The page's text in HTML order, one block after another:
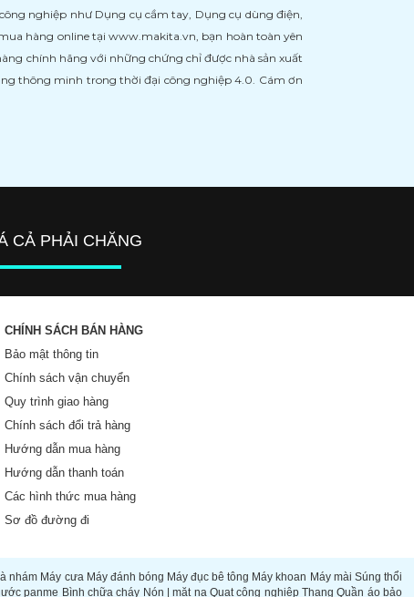
nghiệp như Dụng cụ cầm tay, Dụng cụ dùng điện,
hàng online tại www.makita.vn, bạn hoàn toàn yên
chính hãng với những chứng chỉ được nhà sản xuất
thông minh trong thời đại công nghiệp 4.0. Cám ơn
CẢ PHẢI CHĂNG
CHÍNH SÁCH BÁN HÀNG
Bảo mật thông tin
Chính sách vận chuyển
Quy trình giao hàng
Chính sách đổi trả hàng
Hướng dẫn mua hàng
Hướng dẫn thanh toán
Các hình thức mua hàng
Sơ đồ đường đi
nhám Máy cưa Máy đánh bóng Máy đục bê tông Máy khoan Máy mài Súng thổi
panme Bình chữa cháy Nón | mặt nạ Quạt công nghiệp Thang Quần áo bảo